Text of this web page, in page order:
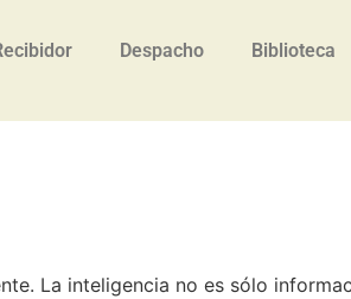
Despacho Biblioteca
La inteligencia no es sólo